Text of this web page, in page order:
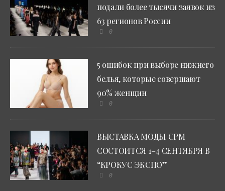
подали более тысячи заявок из
63 регионов России
0
5 ошибок при выборе нижнего
белья, которые совершают
90% женщин
0
ВЫСТАВКА МОДЫ CPM
СОСТОИТСЯ 1–4 СЕНТЯБРЯ В
“КРОКУС ЭКСПО”
0